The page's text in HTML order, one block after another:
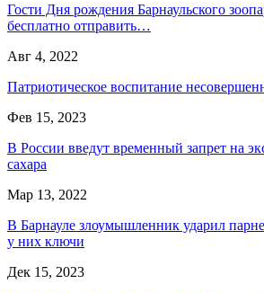
Гости Дня рождения Барнаульского
бесплатно отправить…
Авг 4, 2022
Патриотическое воспитание
Фев 15, 2023
В России введут временный запрет на
сахара
Мар 13, 2022
В Барнауле злоумышленник ударил
у них ключи
Дек 15, 2023